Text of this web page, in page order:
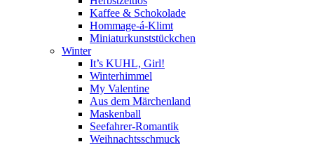
Kaffee & Schokolade
Hommage-á-Klimt
Miniaturkunststückchen
Winter
It’s KUHL, Girl!
Winterhimmel
My Valentine
Aus dem Märchenland
Maskenball
Seefahrer-Romantik
Weihnachtsschmuck